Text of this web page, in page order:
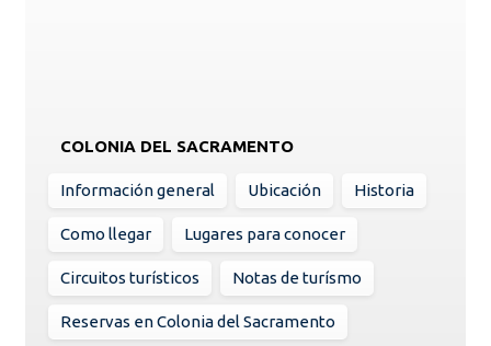
COLONIA DEL SACRAMENTO
Información general Ubicación Historia
Como llegar Lugares para conocer
Circuitos turísticos Notas de turísmo
Reservas en Colonia del Sacramento